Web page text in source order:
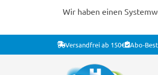
Wir haben einen
Versandfrei ab 150€ Abo-